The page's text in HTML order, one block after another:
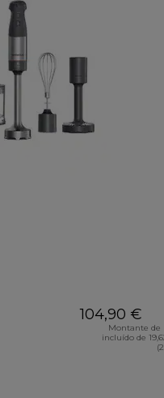
104,90 €
Montante de
incluído de